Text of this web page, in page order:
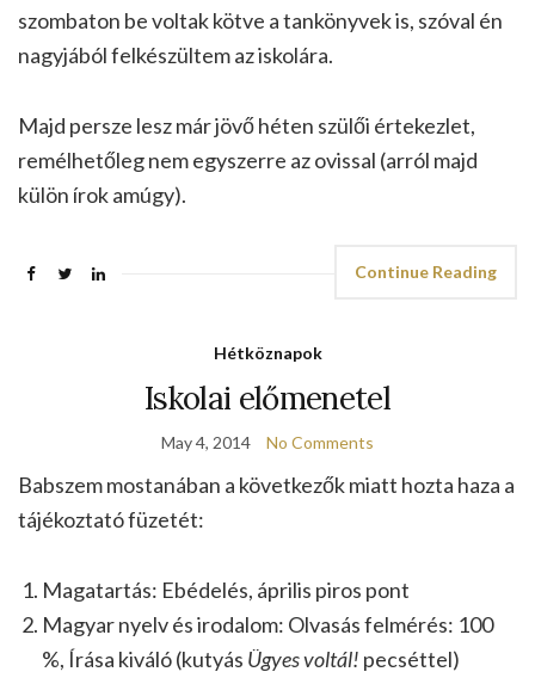
szombaton be voltak kötve a tankönyvek is, szóval én
nagyjából felkészültem az iskolára.
Majd persze lesz már jövő héten szülői értekezlet,
remélhetőleg nem egyszerre az ovissal (arról majd
külön írok amúgy).
Continue Reading
Hétköznapok
Iskolai előmenetel
May 4, 2014 No Comments
Babszem mostanában a következők miatt hozta haza a
tájékoztató füzetét:
Magatartás: Ebédelés, április piros pont
Magyar nyelv és irodalom: Olvasás felmérés: 100
%, Írása kiváló (kutyás Ügyes voltál! pecséttel)